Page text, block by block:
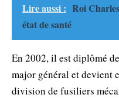
Lire aussi : Roi
état de santé
En 2002, il est diplômé
major général et devient
division de fusiliers